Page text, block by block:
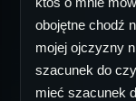
obojętne chodź
mojej ojczyzny
szacunek do
mieć szacunek